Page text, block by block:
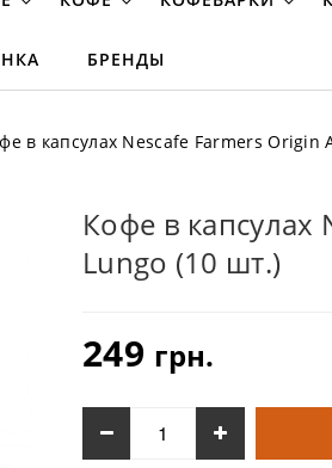
БРЕНДЫ
в капсулах Nescafe Farmers Origin
Кофе в капсулах
Lungo (10 шт.)
249 грн.